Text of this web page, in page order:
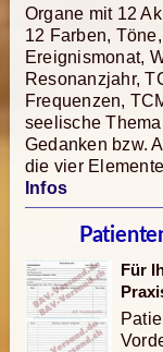
Organe mit 12
12 Farben,
Ereignismonat,
Resonanzjahr,
Frequenzen,
seelische
Gedanken bzw.
die vier Elemente
Infos
Für